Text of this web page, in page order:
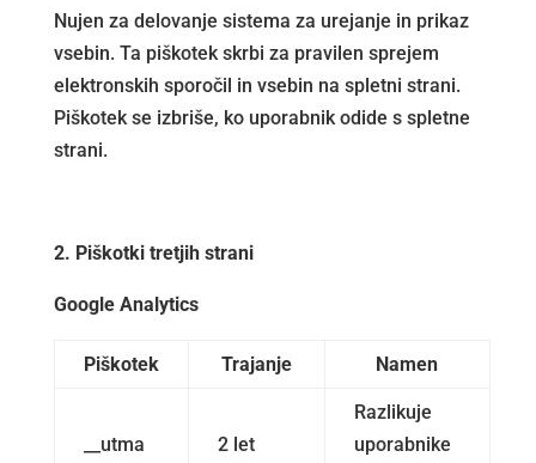
Nujen za delovanje sistema za urejanje in prikaz
vsebin. Ta piškotek skrbi za pravilen sprejem
elektronskih sporočil in vsebin na spletni strani.
Piškotek se izbriše, ko uporabnik odide s spletne
strani.
2. Piškotki tretjih strani
Google Analytics
Piškotek Trajanje Namen
__utma 2 let
Razlikuje
uporabnike